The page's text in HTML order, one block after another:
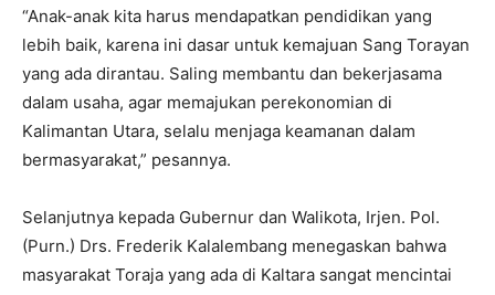
“Anak-anak kita harus mendapatkan pendidikan yang
lebih baik, karena ini dasar untuk kemajuan Sang Torayan
yang ada dirantau. Saling membantu dan bekerjasama
dalam usaha, agar memajukan perekonomian di
Kalimantan Utara, selalu menjaga keamanan dalam
bermasyarakat,” pesannya.
Selanjutnya kepada Gubernur dan Walikota, Irjen. Pol.
(Purn.) Drs. Frederik Kalalembang menegaskan bahwa
masyarakat Toraja yang ada di Kaltara sangat mencintai